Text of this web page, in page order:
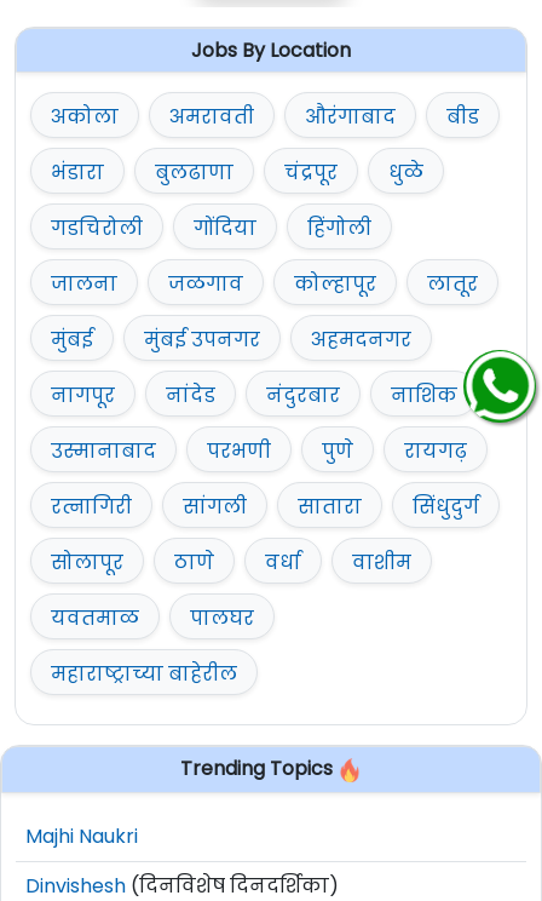
Jobs By Location
अकोला अमरावती औरंगाबाद
बीड
भंडारा
बुलढाणा चंद्रपूर
धुळे
गडचिरोली
गोंदिया
हिंगोली
जालना
जळगाव कोल्हापूर
लातूर
मुंबई
मुंबई उपनगर
अहमदनगर
नागपूर
नांदेड नंदुरबार
नाशिक
उस्मानाबाद
परभणी पुणे
रायगढ़
रत्नागिरी
सांगली सातारा
सिंधुदुर्ग
सोलापूर
ठाणे वर्धा
वाशीम
यवतमाळ
पालघर
महाराष्ट्राच्या बाहेरील
Trending Topics
Majhi Naukri
Dinvishesh (दिनविशेष दिनदर्शिका)